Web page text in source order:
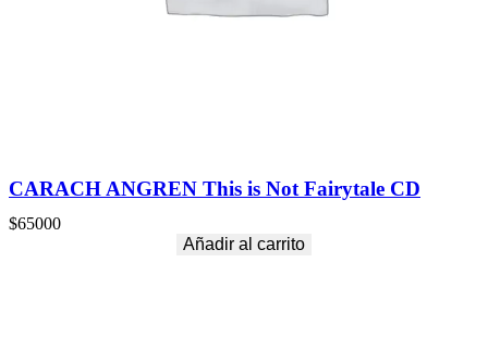
CARACH ANGREN This is Not Fairytale CD
$65000
Añadir al carrito